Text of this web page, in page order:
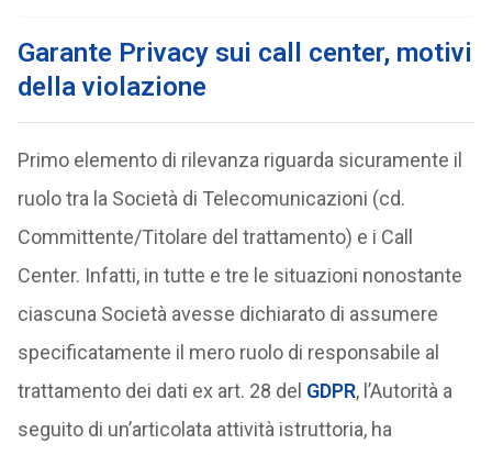
Garante Privacy sui call center, motivi
della violazione
Primo elemento di rilevanza riguarda sicuramente il
ruolo tra la Società di Telecomunicazioni (cd.
Committente/Titolare del trattamento) e i Call
Center. Infatti, in tutte e tre le situazioni nonostante
ciascuna Società avesse dichiarato di assumere
specificatamente il mero ruolo di responsabile al
trattamento dei dati ex art. 28 del GDPR, l’Autorità a
seguito di un’articolata attività istruttoria, ha